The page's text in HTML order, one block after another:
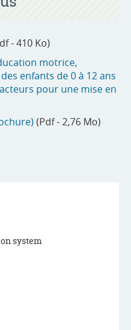
- 410 Ko)
motrice,
enfants de 0 à 12 ans
pour une mise en
(Pdf - 2,76 Mo)
system